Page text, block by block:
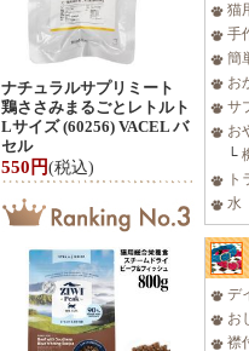
ナチュラルサプリミート
鶏ささみまるごとレトルト
Lサイズ (60256) VACEL バ
セル
550円(税込)
猫
手
簡
お
サ
お
└
ト
水
デ
お
襟